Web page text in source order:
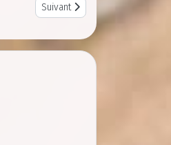
Next article: CR Réunion du
Suivant